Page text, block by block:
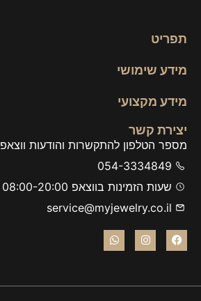
תפריט
מידע שימושי
מידע מקצועי
יצירת קשר
מספר הטלפון להתקשרות והודעות ווצאפ
054-3334849
שעות הזמינות בווצאפ 08:00-20:00
service@myjewelry.co.il